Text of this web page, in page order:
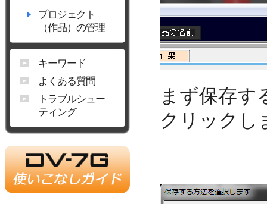
まず保存す
クリックし
プロジェクト
（作品）の管理
キーワード
よくある質問
トラブルシュー
ティング